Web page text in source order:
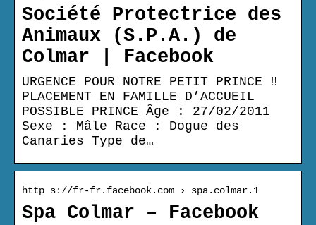
Société Protectrice des
Animaux (S.P.A.) de
Colmar | Facebook
URGENCE POUR NOTRE PETIT PRINCE ‼️
PLACEMENT EN FAMILLE D’ACCUEIL
POSSIBLE PRINCE Âge : 27/02/2011
Sexe : Mâle Race : Dogue des
Canaries Type de…
http s://fr-fr.facebook.com › spa.colmar.1
Spa Colmar – Facebook